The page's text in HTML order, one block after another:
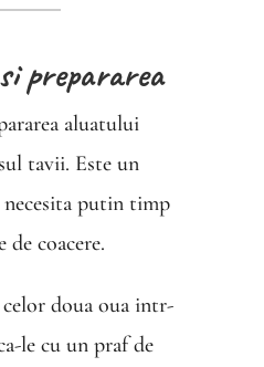
prepararea
aluatului
tavii. Este un
necesita putin timp
coacere.
doua oua intr-
le cu un praf de